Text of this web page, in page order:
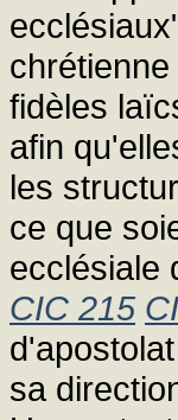
fidèles
afin
les
ce que
ecclésiale
CIC 215
sa